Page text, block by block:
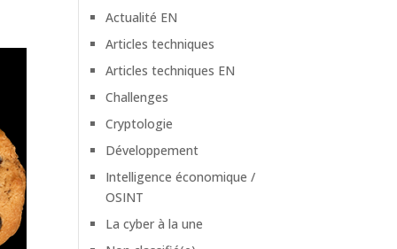
Actualité EN
Articles techniques
Articles techniques EN
Challenges
Cryptologie
Développement
Intelligence économique /
OSINT
La cyber à la une